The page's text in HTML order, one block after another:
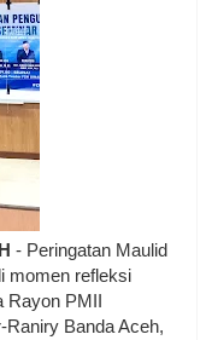
- Peringatan Maulid
momen refleksi
Rayon PMII
Banda Aceh,